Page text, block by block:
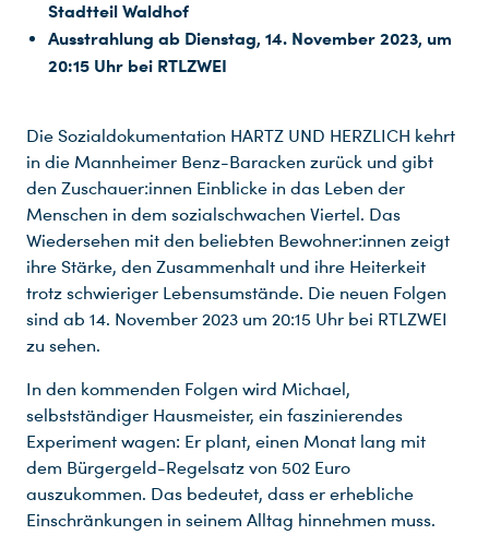
Stadtteil Waldhof
Ausstrahlung ab Dienstag, 14. November 2023, um
20:15 Uhr bei RTLZWEI
Die Sozialdokumentation HARTZ UND HERZLICH kehrt
in die Mannheimer Benz-Baracken zurück und gibt
den Zuschauer:innen Einblicke in das Leben der
Menschen in dem sozialschwachen Viertel. Das
Wiedersehen mit den beliebten Bewohner:innen zeigt
ihre Stärke, den Zusammenhalt und ihre Heiterkeit
trotz schwieriger Lebensumstände. Die neuen Folgen
sind ab 14. November 2023 um 20:15 Uhr bei RTLZWEI
zu sehen.
In den kommenden Folgen wird Michael,
selbstständiger Hausmeister, ein faszinierendes
Experiment wagen: Er plant, einen Monat lang mit
dem Bürgergeld-Regelsatz von 502 Euro
auszukommen. Das bedeutet, dass er erhebliche
Einschränkungen in seinem Alltag hinnehmen muss.